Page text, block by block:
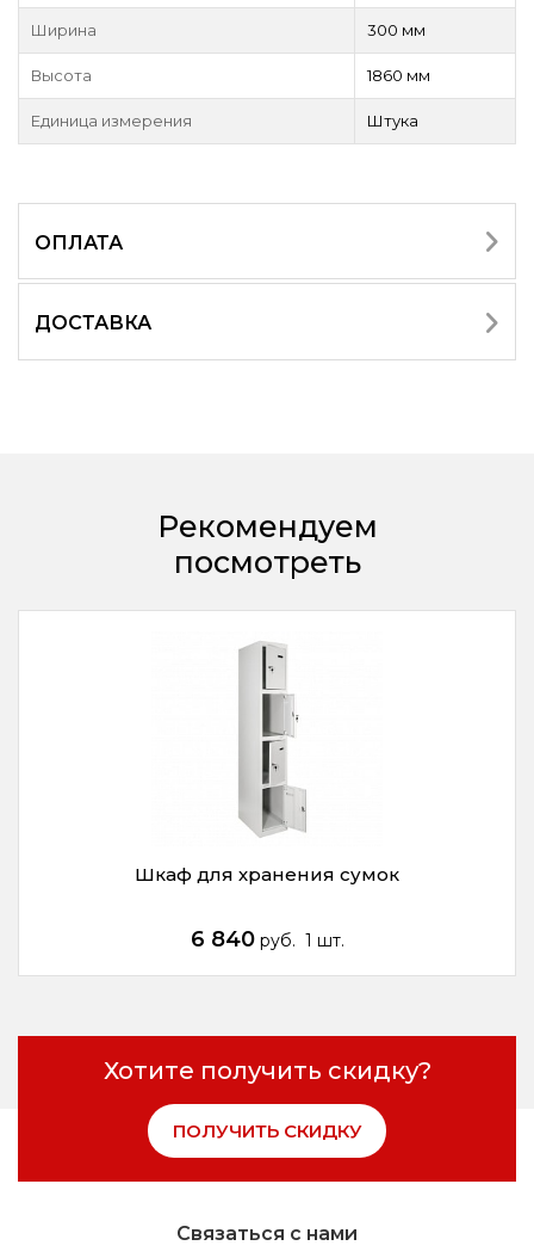
Ширина 300 мм
Высота 1860 мм
Единица измерения Штука
ОПЛАТА
ДОСТАВКА
Рекомендуем
посмотреть
Шкаф для хранения сумок
6 840 руб. 1 шт.
Хотите получить скидку?
ПОЛУЧИТЬ СКИДКУ
Связаться с нами